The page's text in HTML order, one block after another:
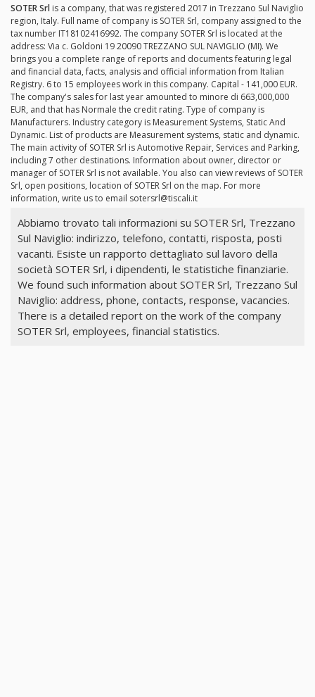
SOTER Srl is a company, that was registered 2017 in Trezzano Sul Naviglio
region, Italy. Full name of company is SOTER Srl, company assigned to the
tax number IT18102416992. The company SOTER Srl is located at the
address: Via c. Goldoni 19 20090 TREZZANO SUL NAVIGLIO (MI). We
brings you a complete range of reports and documents featuring legal
and financial data, facts, analysis and official information from Italian
Registry. 6 to 15 employees work in this company. Capital - 141,000 EUR.
The company's sales for last year amounted to minore di 663,000,000
EUR, and that has Normale the credit rating. Type of company is
Manufacturers. Industry category is Measurement Systems, Static And
Dynamic. List of products are Measurement systems, static and dynamic.
The main activity of SOTER Srl is Automotive Repair, Services and Parking,
including 7 other destinations. Information about owner, director or
manager of SOTER Srl is not available. You also can view reviews of SOTER
Srl, open positions, location of SOTER Srl on the map. For more
information, write us to email sotersrl@tiscali.it
Abbiamo trovato tali informazioni su SOTER Srl, Trezzano
Sul Naviglio: indirizzo, telefono, contatti, risposta, posti
vacanti. Esiste un rapporto dettagliato sul lavoro della
società SOTER Srl, i dipendenti, le statistiche finanziarie.
We found such information about SOTER Srl, Trezzano Sul
Naviglio: address, phone, contacts, response, vacancies.
There is a detailed report on the work of the company
SOTER Srl, employees, financial statistics.